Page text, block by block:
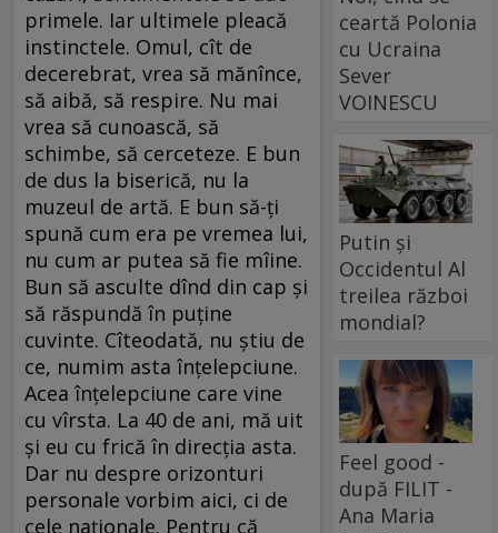
primele. Iar ultimele pleacă
instinctele. Omul, cît de
decerebrat, vrea să mănînce,
să aibă, să respire. Nu mai
vrea să cunoască, să
schimbe, să cerceteze. E bun
de dus la biserică, nu la
muzeul de artă. E bun să-ţi
spună cum era pe vremea lui,
nu cum ar putea să fie mîine.
Bun să asculte dînd din cap şi
să răspundă în puţine
cuvinte. Cîteodată, nu ştiu de
ce, numim asta înţelepciune.
Acea înţelepciune care vine
cu vîrsta. La 40 de ani, mă uit
şi eu cu frică în direcţia asta.
Dar nu despre orizonturi
personale vorbim aici, ci de
cele naţionale. Pentru că
ceartă Polonia
cu Ucraina
Sever
VOINESCU
Putin și
Occidentul Al
treilea război
mondial?
Feel good -
după FILIT -
Ana Maria